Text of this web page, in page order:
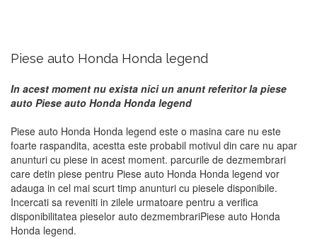
Piese auto Honda Honda legend
In acest moment nu exista nici un anunt referitor la piese
auto Piese auto Honda Honda legend
Piese auto Honda Honda legend este o masina care nu este
foarte raspandita, acestta este probabil motivul din care nu apar
anunturi cu piese in acest moment. parcurile de dezmembrari
care detin piese pentru Piese auto Honda Honda legend vor
adauga in cel mai scurt timp anunturi cu piesele disponibile.
Incercati sa reveniti in zilele urmatoare pentru a verifica
disponibilitatea pieselor auto dezmembrariPiese auto Honda
Honda legend.